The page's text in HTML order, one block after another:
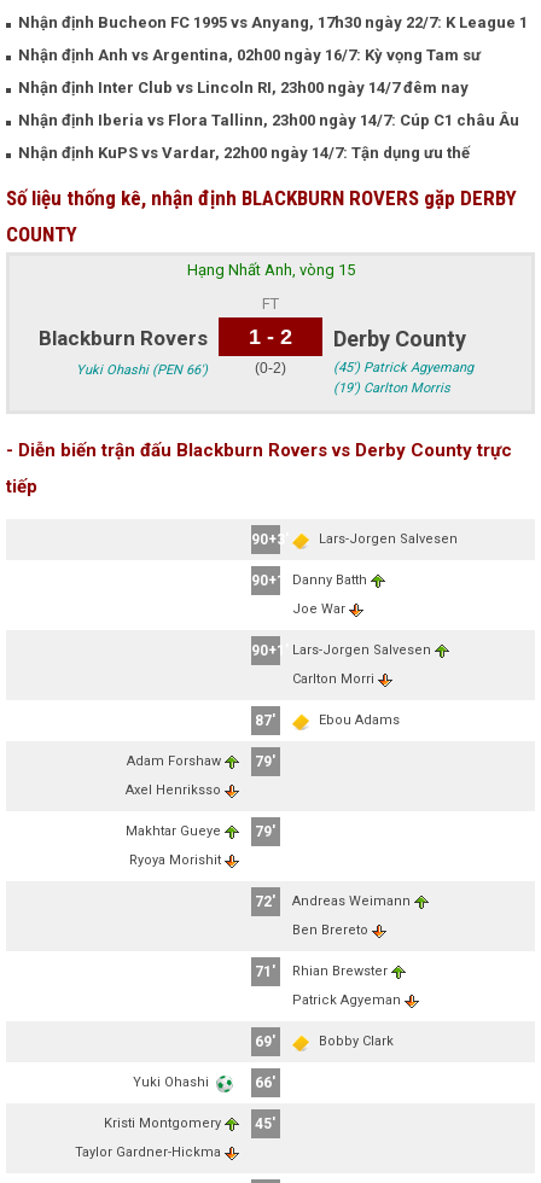
Nhận định Bucheon FC 1995 vs Anyang, 17h30 ngày 22/7: K League 1
Nhận định Anh vs Argentina, 02h00 ngày 16/7: Kỳ vọng Tam sư
Nhận định Inter Club vs Lincoln RI, 23h00 ngày 14/7 đêm nay
Nhận định Iberia vs Flora Tallinn, 23h00 ngày 14/7: Cúp C1 châu Âu
Nhận định KuPS vs Vardar, 22h00 ngày 14/7: Tận dụng ưu thế
Số liệu thống kê, nhận định BLACKBURN ROVERS gặp DERBY
COUNTY
Hạng Nhất Anh, vòng 15
Blackburn Rovers
Yuki Ohashi (PEN 66')
FT
1 - 2
(0-2)
Derby County
(45') Patrick Agyemang
(19') Carlton Morris
- Diễn biến trận đấu Blackburn Rovers vs Derby County trực
tiếp
90+3' Lars-Jorgen Salvesen
90+1'
Danny Batth
Joe War
90+1'
Lars-Jorgen Salvesen
Carlton Morri
87' Ebou Adams
Adam Forshaw
Axel Henriksso
79'
Makhtar Gueye
Ryoya Morishit
79'
72'
Andreas Weimann
Ben Brereto
71'
Rhian Brewster
Patrick Agyeman
69' Bobby Clark
Yuki Ohashi 66'
Kristi Montgomery
Taylor Gardner-Hickma
45'